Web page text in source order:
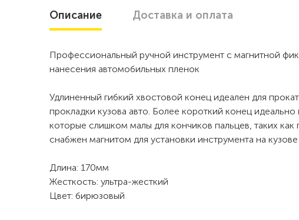
Описание Доставка и оплата
Профессиональный ручной инструмент с магнитной
нанесения автомобильных пленок
Удлиненный гибкий хвостовой конец идеален для
прокладки кузова авто. Более короткий конец идеально
которые слишком малы для кончиков пальцев, таких
снабжен магнитом для установки инструмента на кузове
Длина: 170мм
Жесткость: ультра-жесткий
Цвет: бирюзовый